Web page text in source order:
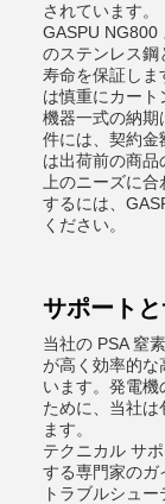
されています。
GASPU NG800
のステンレス鋼
寿命を保証しま
は慎重にカート
機器一式の納期
件には、契約金
は出荷前の商
上のニーズに
するには、
ください。
サポート
当社の PSA 窒
が高く効率的な
います。発電機
ために、当社は
ます。
テクニカル サ
する専門家のガ
トラブルシュ